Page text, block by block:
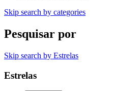
Skip search by categories
Pesquisar por
Skip search by Estrelas
Estrelas